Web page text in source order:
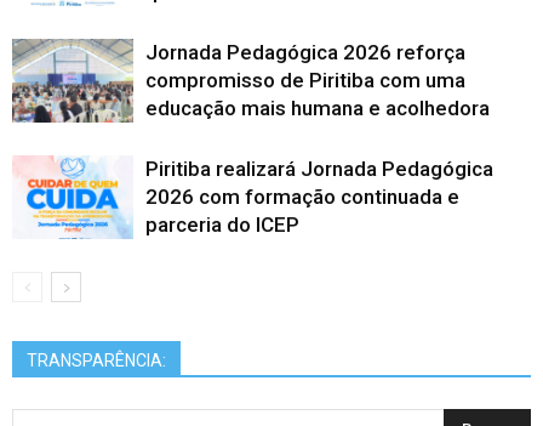
Jornada Pedagógica 2026 reforça
compromisso de Piritiba com uma
educação mais humana e acolhedora
Piritiba realizará Jornada Pedagógica
2026 com formação continuada e
parceria do ICEP
TRANSPARÊNCIA: